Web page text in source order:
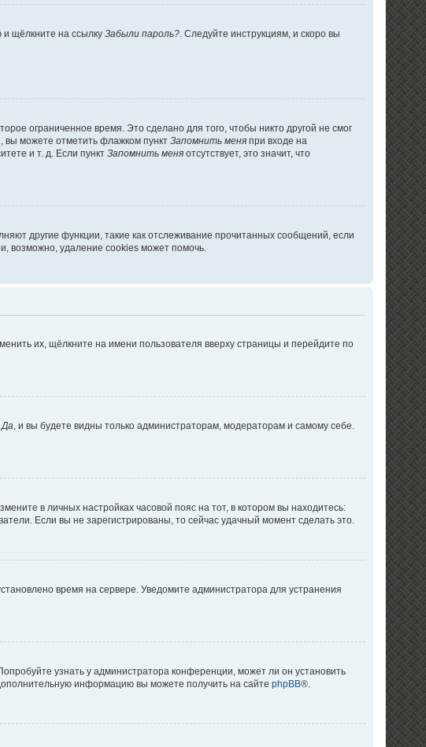
и щёлкните на ссылкуЗабыли пароль?. Следуйте инструкциям, и скоро вы
ограниченное время. Это сделано для того, чтобы никто другой не смог
вы можете отметить флажком пунктЗапомнить меня при входе на
и т. д. Если пунктЗапомнить меня отсутствует, это значит, что
другие функции, такие как отслеживание прочитанных сообщений, если
возможно, удаление cookies может помочь.
их, щёлкните на имени пользователя вверху страницы и перейдите по
Да, и вы будете видны только администраторам, модераторам и самому себе.
в личных настройках часовой пояс на тот, в котором вы находитесь:
Если вы не зарегистрированы, то сейчас удачный момент сделать это.
время на сервере. Уведомите администратора для устранения
узнать у администратора конференции, может ли он установить
информацию вы можете получить на сайтеphpBB®.